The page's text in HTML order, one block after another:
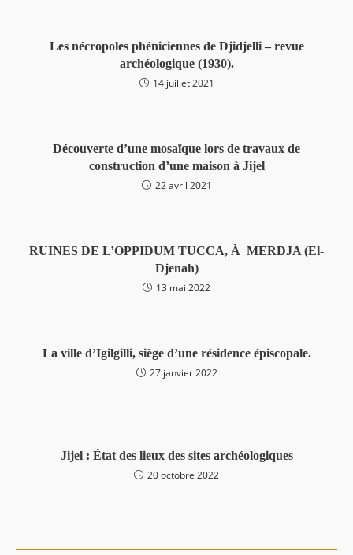
Les nécropoles phéniciennes de Djidjelli – revue
archéologique (1930).
14 juillet 2021
Découverte d’une mosaïque lors de travaux de
construction d’une maison à Jijel
22 avril 2021
RUINES DE L’OPPIDUM TUCCA, À MERDJA (El-
Djenah)
13 mai 2022
La ville d’Igilgilli, siège d’une résidence épiscopale.
27 janvier 2022
Jijel : État des lieux des sites archéologiques
20 octobre 2022